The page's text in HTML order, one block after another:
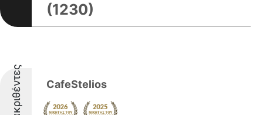
(1230)
Διακριθέντες CafeStelios